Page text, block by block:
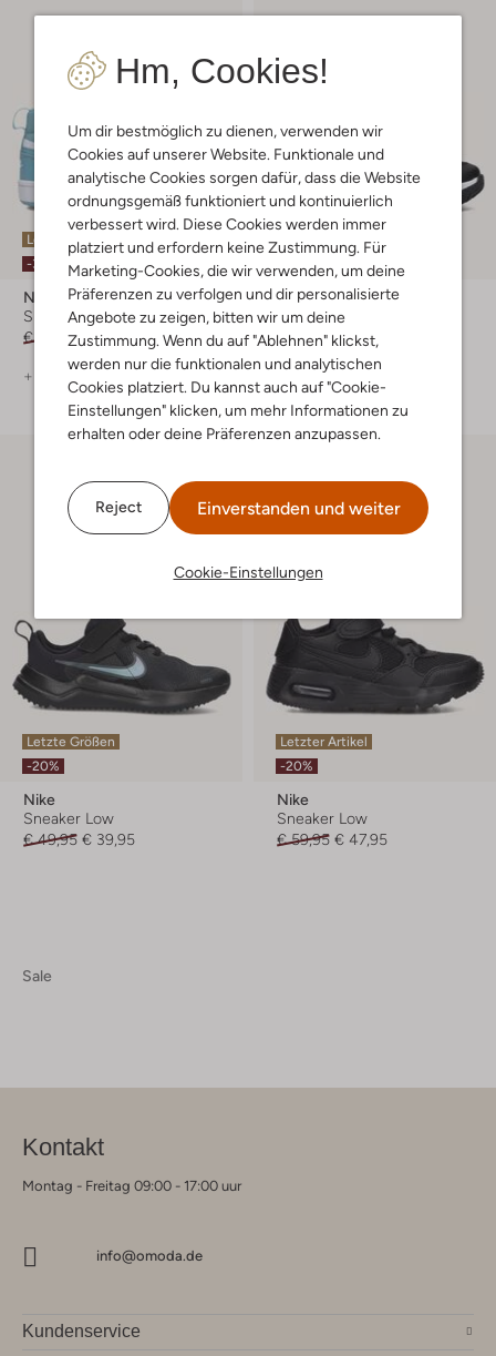
Hm, Cookies!
Um dir bestmöglich zu dienen, verwenden wir
Cookies auf unserer Website. Funktionale und
analytische Cookies sorgen dafür, dass die Website
ordnungsgemäß funktioniert und kontinuierlich
verbessert wird. Diese Cookies werden immer
platziert und erfordern keine Zustimmung. Für
Marketing-Cookies, die wir verwenden, um deine
Präferenzen zu verfolgen und dir personalisierte
Angebote zu zeigen, bitten wir um deine
Zustimmung. Wenn du auf "Ablehnen" klickst,
werden nur die funktionalen und analytischen
Cookies platziert. Du kannst auch auf "Cookie-
Einstellungen" klicken, um mehr Informationen zu
erhalten oder deine Präferenzen anzupassen.
Reject Einverstanden und weiter
Cookie-Einstellungen
Letzter Artikel
-30%
Nike
Sneaker High
€ 59,99 € 41,99
+ mehr farben
Nike
Sneaker Low
€ 59,95 € 47,99
Letzte Größen
-20%
Nike
Sneaker Low
€ 49,95 € 39,95
Letzter Artikel
-20%
Nike
Sneaker Low
€ 59,95 € 47,95
Sale
Kontakt
Montag - Freitag 09:00 - 17:00 uur
info@omoda.de
Kundenservice